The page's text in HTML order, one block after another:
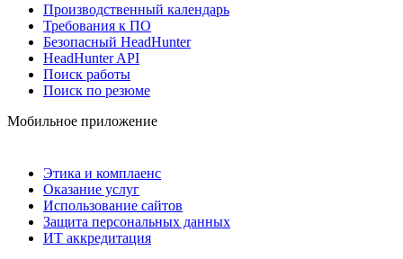
Производственный календарь
Требования к ПО
Безопасный HeadHunter
HeadHunter API
Поиск работы
Поиск по резюме
Мобильное приложение
Этика и комплаенс
Оказание услуг
Использование сайтов
Защита персональных данных
ИТ аккредитация